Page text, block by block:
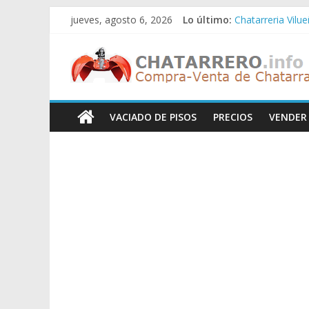
Saltar
contenido
jueves, agosto 6, 2026 Lo último: Chatarreria
Chatarreria
Chatarreria
Chatarreros
–
Precio
VACIADO DE PISOS PRECIOS